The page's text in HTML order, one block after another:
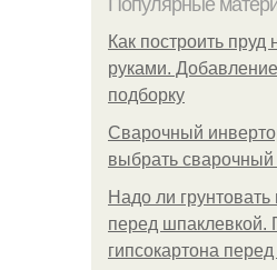
Популярные
Как построить пруд
руками.
подборку
Сварочный
выбрать сварочный
Надо ли грунтовать
перед шпаклевкой.
гипсокартона